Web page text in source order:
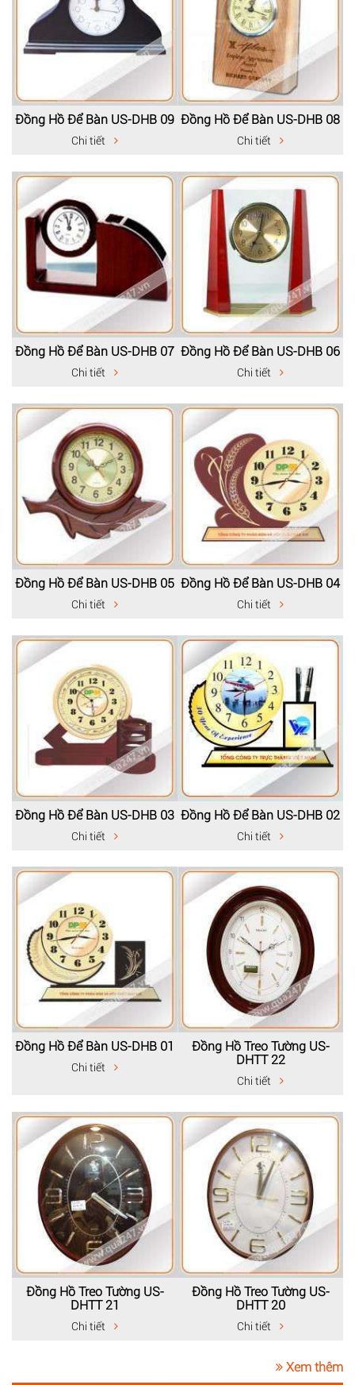
Đồng Hồ Để Bàn US-DHB 09
Chi tiết
Đồng Hồ Để Bàn US-DHB 08
Chi tiết
Đồng Hồ Để Bàn US-DHB 07
Chi tiết
Đồng Hồ Để Bàn US-DHB 06
Chi tiết
Đồng Hồ Để Bàn US-DHB 05
Chi tiết
Đồng Hồ Để Bàn US-DHB 04
Chi tiết
Đồng Hồ Để Bàn US-DHB 03
Chi tiết
Đồng Hồ Để Bàn US-DHB 02
Chi tiết
Đồng Hồ Để Bàn US-DHB 01
Chi tiết
Đồng Hồ Treo Tường US-
DHTT 22
Chi tiết
Đồng Hồ Treo Tường US-
DHTT 21
Chi tiết
Đồng Hồ Treo Tường US-
DHTT 20
Chi tiết
Xem thêm